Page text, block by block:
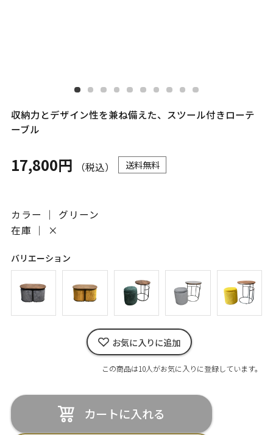
収納力とデザイン性を兼ね備えた、スツール付きローテ
ーブル
17,800円 （税込） 送料無料
カラー ｜ グリーン
在庫 ｜
×
バリエーション
お気に入りに追加
この商品は10人がお気に入りに登録しています。
カートに入れる